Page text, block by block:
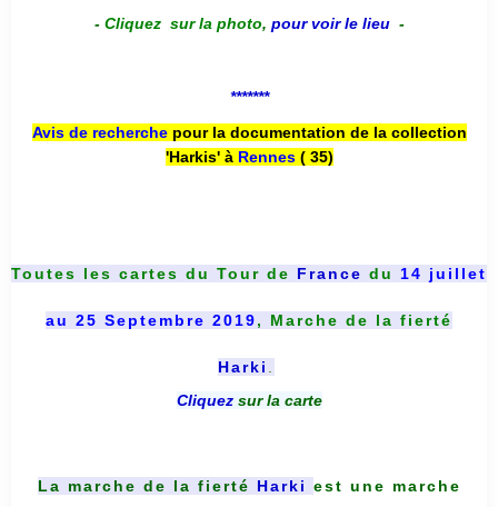
- Cliquez sur la photo, pour voir le lieu -
*******
Avis de recherche pour la documentation de la collection
'Harkis' à Rennes( 35)
Toutes les cartes du Tour de France du 14 juillet
au 25 Septembre 2019, Marche de la fierté
Harki
Cliquez sur la carte
La marche de la fierté Harki est une marche